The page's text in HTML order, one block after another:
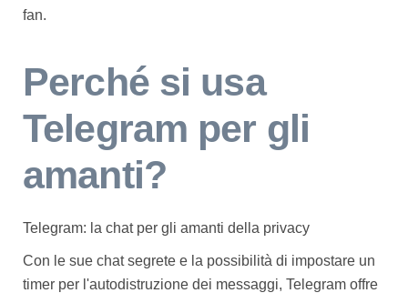
fan.
Perché si usa
Telegram per gli
amanti?
Telegram: la chat per gli amanti della privacy
Con le sue chat segrete e la possibilità di impostare un
timer per l'autodistruzione dei messaggi, Telegram offre